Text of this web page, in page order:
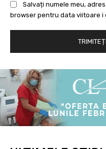
Salvați numele meu,
browser pentru data viitoare i